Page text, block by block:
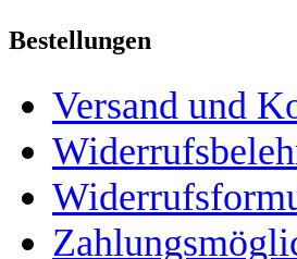
Bestellungen
Versand und